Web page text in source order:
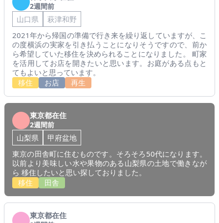
2週間前
山口県
萩津和野
2021年から帰国の準備で行き来を繰り返していますが、こ
の度横浜の実家を引き払うことになりそうですので、前か
ら希望していた移住を決められることになりました。 町家
を活用してお店を開きたいと思います。お庭がある点もと
てもよいと思っています。
移住
お店 再生
東京都在住
2週間前
山梨県
甲府盆地
東京の田舎町に住むものです。そろそろ50代になります。
以前より美味しい水や果物のある山梨県の土地で働きなが
ら 移住したいと思い探しておりました。
移住
田舎
東京都在住